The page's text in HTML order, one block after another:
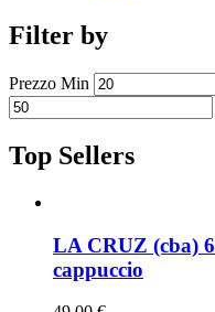
Filter by
Prezzo Min
Top Sellers
LA CRUZ (cba)
cappuccio